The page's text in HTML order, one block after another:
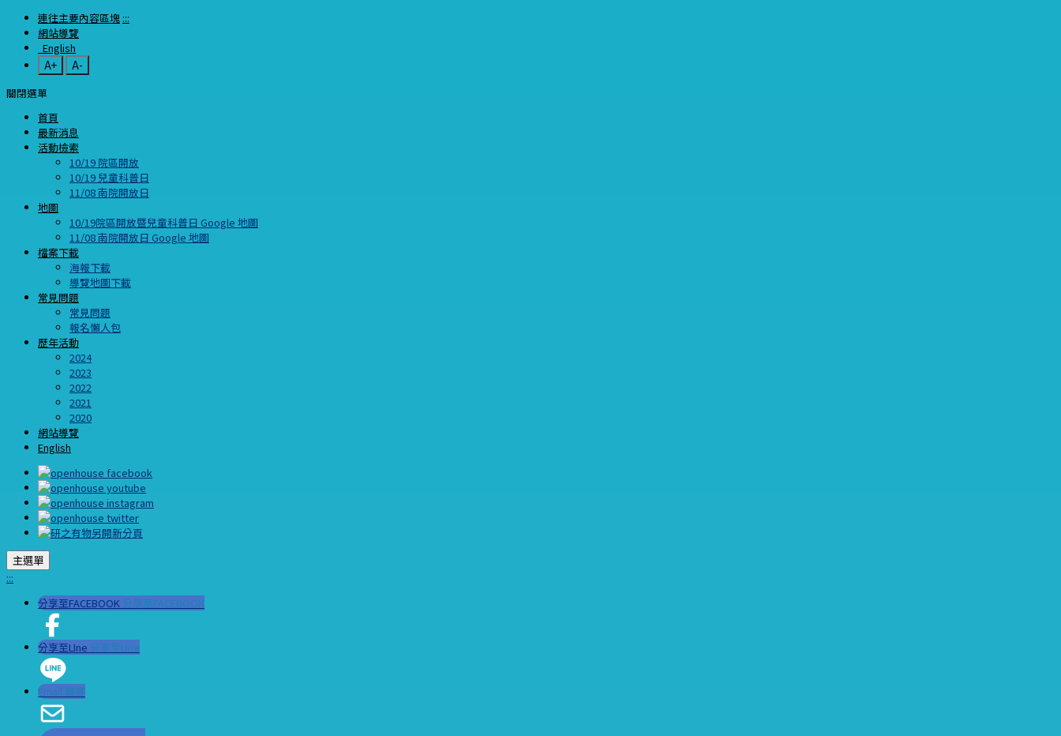
連往主要內容區塊 :::
網站導覽
English
A+
A-
關閉選單
首頁
最新消息
活動檢索
10/19 院區開放
10/19 兒童科普日
11/08 南院開放日
地圖
10/19院區開放暨兒童科普日 Google 地圖
11/08 南院開放日 Google 地圖
檔案下載
海報下載
導覽地圖下載
常見問題
常見問題
報名懶人包
歷年活動
2024
2023
2022
2021
2020
網站導覽
English
主選單
:::
分享至FACEBOOK 分享至FACEBOOK
分享至LIne 分享至LIne
Email 轉寄